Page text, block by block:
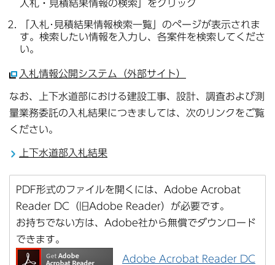
入札・見積結果情報の検索」をクリック
「入札･見積結果情報検索一覧」のページが表示されま
す。検索したい情報を入力し、各案件を検索してくださ
い。
入札情報公開システム（外部サイト）
なお、上下水道部における建設工事、設計、調査および測
量業務委託の入札結果につきましては、次のリンクをご覧
ください。
上下水道部入札結果
PDF形式のファイルを開くには、Adobe Acrobat
Reader DC（旧Adobe Reader）が必要です。
お持ちでない方は、Adobe社から無償でダウンロード
できます。
Adobe Acrobat Reader DC